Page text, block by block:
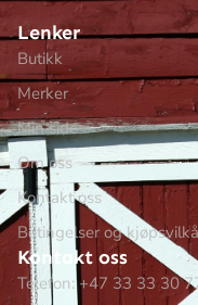
Lenker
Butikk
Merker
Min side
Om oss
Kontakt oss
Betingelser og
Kontakt oss
Telefon: +47 33 33 30